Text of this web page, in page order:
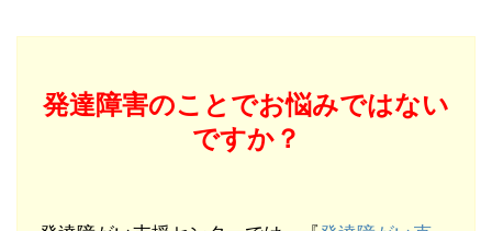
発達障害のことでお悩みではない
ですか？